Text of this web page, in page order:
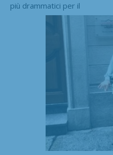
più drammatici per il